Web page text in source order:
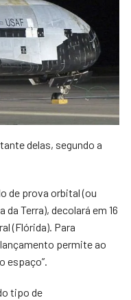
delas, segundo a
de prova orbital (ou
Terra), decolará em 16
(Flórida). Para
permite ao
espaço”.
tipo de